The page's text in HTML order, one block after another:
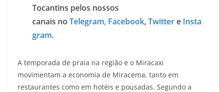
Tocantins pelos nossos
canais no Telegram, Facebook,Twittere Insta
gram.
A temporada de praia na região e o Miracaxi
movimentam a economia de Miracema, tanto em
restaurantes como em hotéis e pousadas. Segundo a